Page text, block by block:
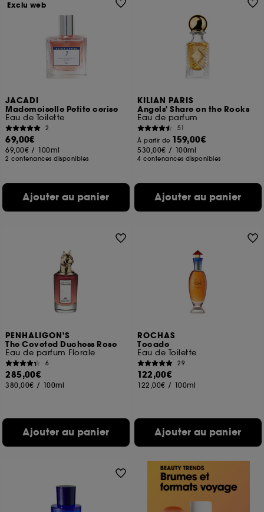
JACADI
Mademoiselle Petite cerise
Eau de Toilette
2
69,00€
69,00€ / 100ml
2 contenances disponibles
Ajouter au panier
Exclu web
KILIAN PARIS
Angels' Share on the Rocks
Eau de parfum
51
À partir de 159,00€
530,00€ / 100ml
4 contenances disponibles
Ajouter au panier
PENHALIGON'S
The Coveted Duchess Rose
Eau de parfum Florale
6
285,00€
380,00€ / 100ml
Ajouter au panier
ROCHAS
Tocade
Eau de Toilette
29
122,00€
122,00€ / 100ml
Ajouter au panier